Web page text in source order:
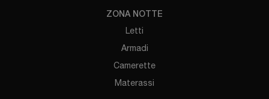
ZONA NOTTE
Letti
Armadi
Camerette
Materassi